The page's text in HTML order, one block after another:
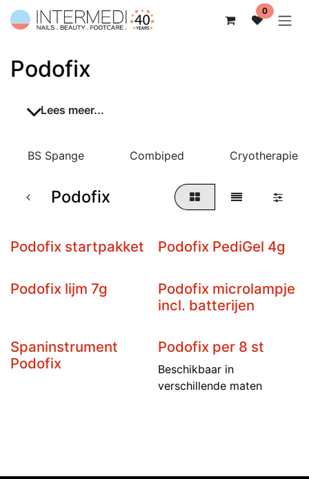
Overslaan naar inhoud 0
Podofix
Lees meer...
BS Spange Combiped Cryotherapie
Podofix
Podofix startpakket Niet op voorraad
Podofix PediGel 4g
Podofix lijm 7g
Podofix microlampje
incl. batterijen
Spaninstrument
Podofix
Podofix per 8 st
Beschikbaar in
verschillende maten